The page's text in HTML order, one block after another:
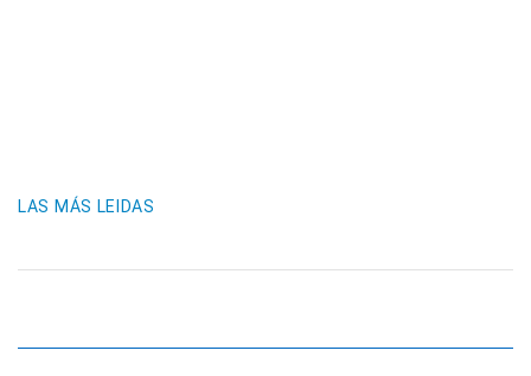
LAS MÁS LEIDAS